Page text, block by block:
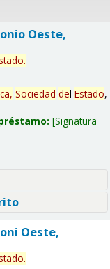
Oeste,
.
Sociedad del Estado,
Signatura
Oeste,
.